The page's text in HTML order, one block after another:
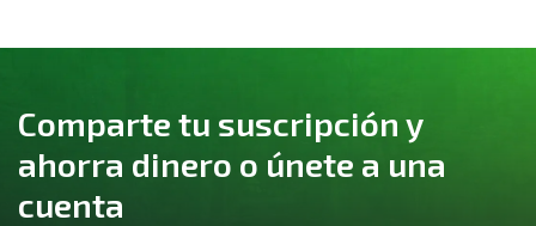
Comparte tu suscripción y
ahorra dinero o únete a una
cuenta